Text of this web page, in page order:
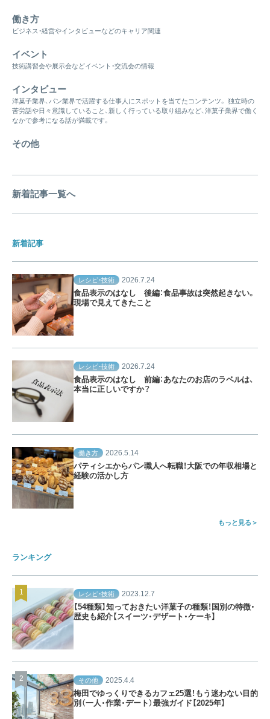
働き方
ビジネス・経営やインタビューなどのキャリア関連
イベント
技術講習会や展示会などイベント・交流会の情報
インタビュー
洋菓子業界、パン業界で活躍する仕事人にスポットを当てたコンテンツ。 独立時の
苦労話や日々意識していること、新しく行っている取り組みなど、洋菓子業界で働く
なかで参考になる話が満載です。
その他
新着記事一覧へ
新着記事
レシピ・技術 2026.7.24
食品表示のはなし 後編：食品事故は突然起きない。
現場で見えてきたこと
レシピ・技術 2026.7.24
食品表示のはなし 前編：あなたのお店のラベルは、
本当に正しいですか？
働き方 2026.5.14
パティシエからパン職人へ転職！大阪での年収相場と
経験の活かし方
もっと見る
ランキング
レシピ・技術 2023.12.7
【54種類】知っておきたい洋菓子の種類！国別の特徴・
歴史も紹介【スイーツ・デザート・ケーキ】
その他 2025.4.4
梅田でゆっくりできるカフェ25選！もう迷わない目的
別（一人・作業・デート）最強ガイド【2025年】